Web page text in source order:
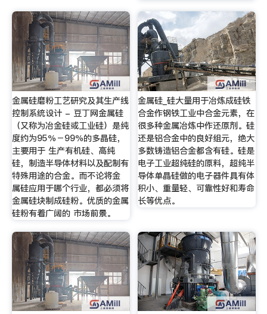
金属硅磨粉工艺研究及其生产线
控制系统设计 - 豆丁网金属硅
（又称为冶金硅或工业硅）是纯
度约为95％－99％的多晶硅，
主要用于 生产有机硅、高纯
硅，制造半导体材料以及配制有
特殊用途的合金。而不论将金
属硅应用于哪个行业，都必须将
金属硅块制成硅粉。优质的金属
硅粉有着广阔的 市场前景。
金属硅_硅大量用于冶炼成硅铁
合金作钢铁工业中合金元素，在
很多种金属冶炼中作还原剂。硅
还是铝合金中的良好组元，绝大
多数铸造铝合金都含有硅。硅是
电子工业超纯硅的原料，超纯半
导体单晶硅做的电子器件具有体
积小、重量轻、可靠性好和寿命
长等优点。